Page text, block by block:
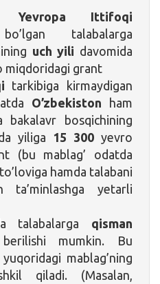
Yevropa Ittifoqi
talabalarga
uch yili davomida
miqdoridagi grant
tarkibiga kirmaydigan
O’zbekiston ham
bakalavr bosqichining
yiliga 15 300 yevro
(bu mablag’ odatda
hamda talabani
yetarli
talabalarga qisman
mumkin. Bu
mablag’ning
qiladi. (Masalan,